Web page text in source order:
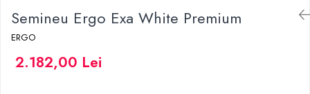
Semineu Ergo Exa White Premium
ERGO
2.182,00 Lei